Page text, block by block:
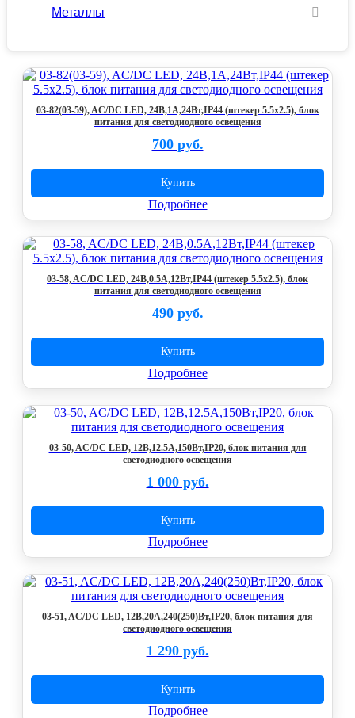
Металлы
03-82(03-59), AC/DC LED, 24В,1A,24Вт,IP44 (штекер 5.5х2.5), блок
питания для светодиодного освещения
700 руб.
Купить
Подробнее
03-58, AC/DC LED, 24В,0.5A,12Вт,IP44 (штекер 5.5х2.5), блок
питания для светодиодного освещения
490 руб.
Купить
Подробнее
03-50, AC/DC LED, 12В,12.5А,150Вт,IP20, блок питания для
светодиодного освещения
1 000 руб.
Купить
Подробнее
03-51, AC/DC LED, 12В,20А,240(250)Вт,IP20, блок питания для
светодиодного освещения
1 290 руб.
Купить
Подробнее